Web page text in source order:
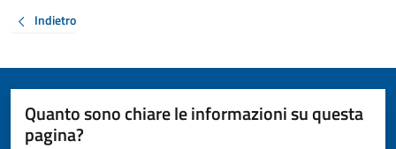
Indietro
Quanto sono chiare le informazioni su questa
pagina?